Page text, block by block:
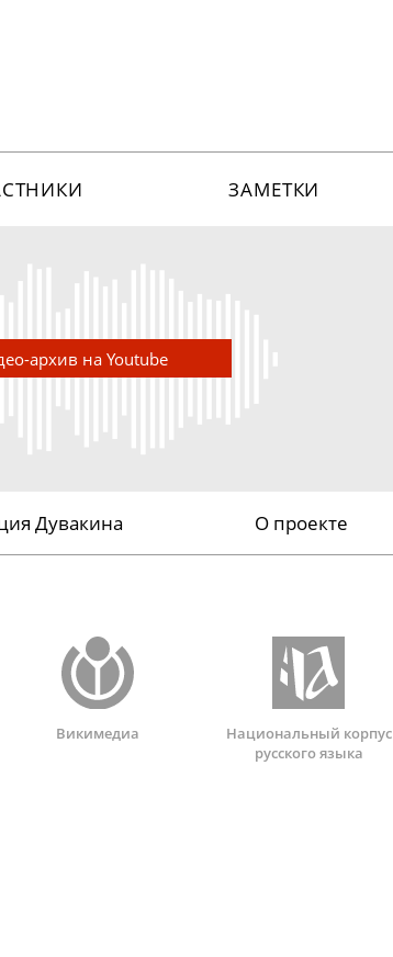
ЗАМЕТКИ
архив на Youtube
Дувакина О проекте
Викимедиа
Национальный корпус
русского языка